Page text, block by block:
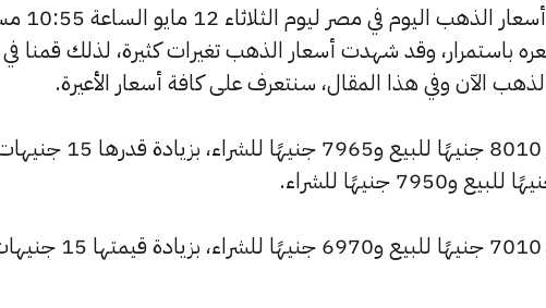
يسعى العديد من الأفراد
باستمرار، وقد شهدت أسعار الذهب تغيرات كثيرة، لذلك قمنا
شهد سعر عيار 24 ارتفاعًا ليصبح 8010 جنيهًا للبيع و7965
كما ارتفع سعر عيار 21 ليصل إلى 7010 جنيهًا للبيع و6970 جنيهًا للشراء،